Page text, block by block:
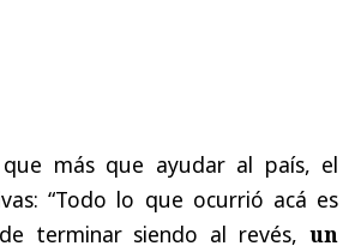
más que ayudar al país, el
“Todo lo que ocurrió acá es
terminar siendo al revés,un